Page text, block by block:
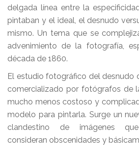
delgada línea entre la
pintaban y el ideal, el desnudo
mismo. Un tema que se
advenimiento de la fotografía,
década de 1860.
El estudio fotográfico del desnudo
comercializado por fotógrafos de
mucho menos costoso y
modelo para pintarla. Surge un
clandestino de imágenes
consideran obscenidades y